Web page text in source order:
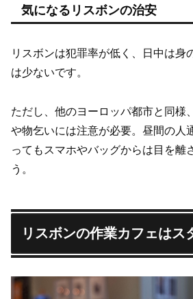
気になるリスボンの治安
リスボンは犯罪率が低く、日中は身
は少ないです。
ただし、他のヨーロッパ都市と同様
や物乞いには注意が必要。昼間の人
ってもスマホやバッグからは目を離
う。
リスボンの作業カフェはス